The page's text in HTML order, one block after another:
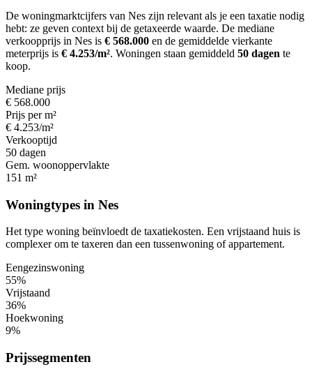
De woningmarktcijfers van Nes zijn relevant als je een taxatie nodig
hebt: ze geven context bij de getaxeerde waarde. De mediane
verkoopprijs in Nes is € 568.000 en de gemiddelde vierkante
meterprijs is € 4.253/m². Woningen staan gemiddeld 50 dagen te
koop.
Mediane prijs
€ 568.000
Prijs per m²
€ 4.253/m²
Verkooptijd
50 dagen
Gem. woonoppervlakte
151 m²
Woningtypes in Nes
Het type woning beïnvloedt de taxatiekosten. Een vrijstaand huis is
complexer om te taxeren dan een tussenwoning of appartement.
Eengezinswoning
55%
Vrijstaand
36%
Hoekwoning
9%
Prijssegmenten